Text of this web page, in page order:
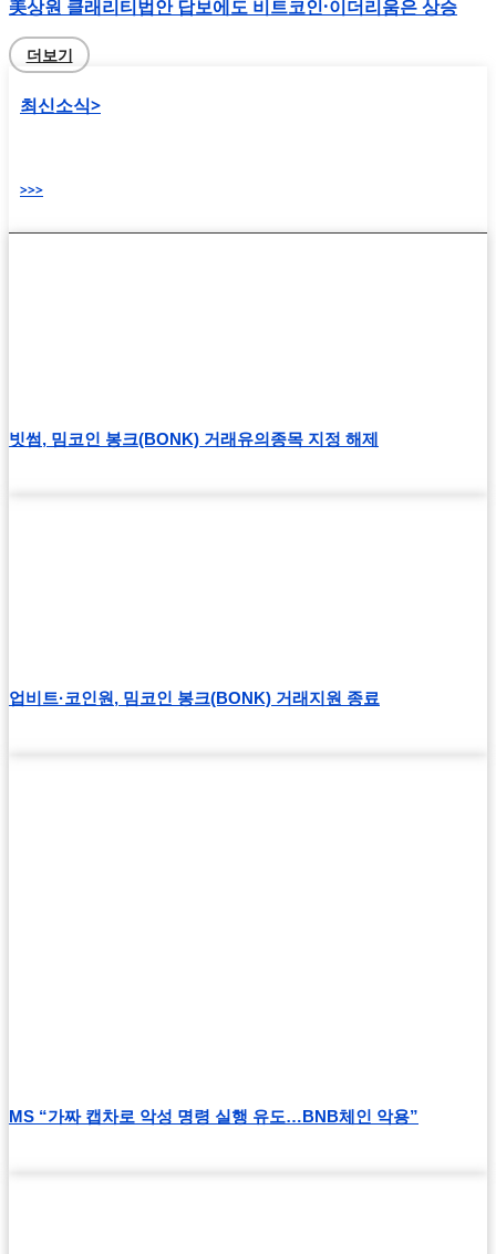
美상원 클래리티법안 답보에도 비트코인·이더리움은 상승
더보기
최신소식>
>>>
빗썸, 밈코인 봉크(BONK) 거래유의종목 지정 해제
업비트·코인원, 밈코인 봉크(BONK) 거래지원 종료
MS “가짜 캡차로 악성 명령 실행 유도…BNB체인 악용”